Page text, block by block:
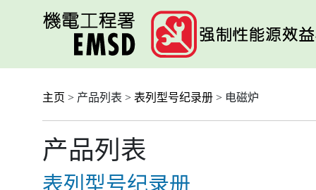
主页 > 产品列表 > 表列型号纪录册 > 电磁炉
产品列表
表列型号纪录册